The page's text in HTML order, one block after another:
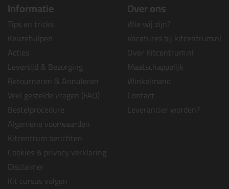
Informatie
Tips en tricks
Keuzehulpen
Acties
Levertijd & Bezorging
Retourneren & Annuleren
Veel gestelde vragen (FAQ)
Bestelprocedure
Algemene voorwaarden
Kitcentrum berichten
Cookies & privacy verklaring
Disclaimer
Kit cursus volgen
Over ons
Wie wij zijn?
Vacatures bij kitcentrum.nl
Over Kitcentrum.nl
Maatschappelijk
Winkelmand
Contact
Leverancier worden?